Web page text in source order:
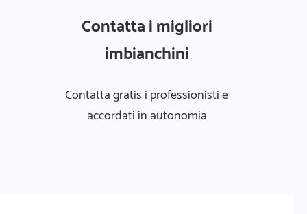
Contatta i migliori
imbianchini
Contatta gratis i professionisti e
accordati in autonomia